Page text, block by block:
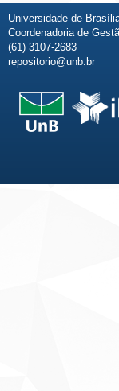
Universidade de
Coordenadoria de
(61) 3107-2683
repositorio@unb.br